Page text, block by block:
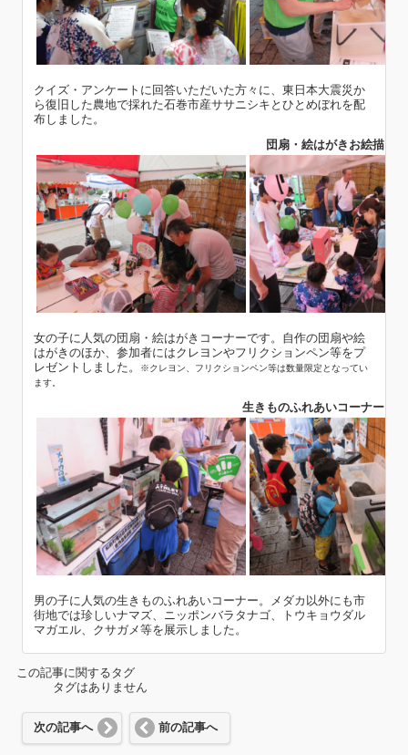
クイズ・アンケートに回答いただいた方々に、東日本大震災か
ら復旧した農地で採れた石巻市産ササニシキとひとめぼれを配
布しました。
団扇・絵はがきお絵描き
女の子に人気の団扇・絵はがきコーナーです。自作の団扇や絵
はがきのほか、参加者にはクレヨンやフリクションペン等をプ
レゼントしました。
※クレヨン、フリクションペン等は数量限定となってい
ます。
生きものふれあいコーナー（
男の子に人気の生きものふれあいコーナー。メダカ以外にも市
街地では珍しいナマズ、ニッポンバラタナゴ、トウキョウダル
マガエル、クサガメ等を展示しました。
この記事に関するタグ
タグはありません
次の記事へ 前の記事へ